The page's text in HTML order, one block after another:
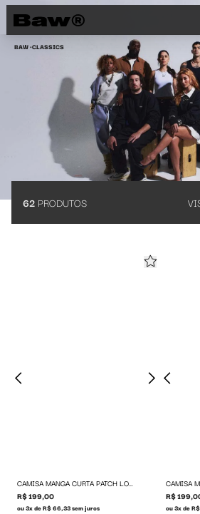
Baw Classics: camisetas, bermudas, moletons e
BAW •CLASSICS
62 PRODUTOS
CAMISA MANGA CURTA PATCH LOGO
R$ 199,00
ou 3x de R$ 66,33 sem juros
R$
ou 3x de